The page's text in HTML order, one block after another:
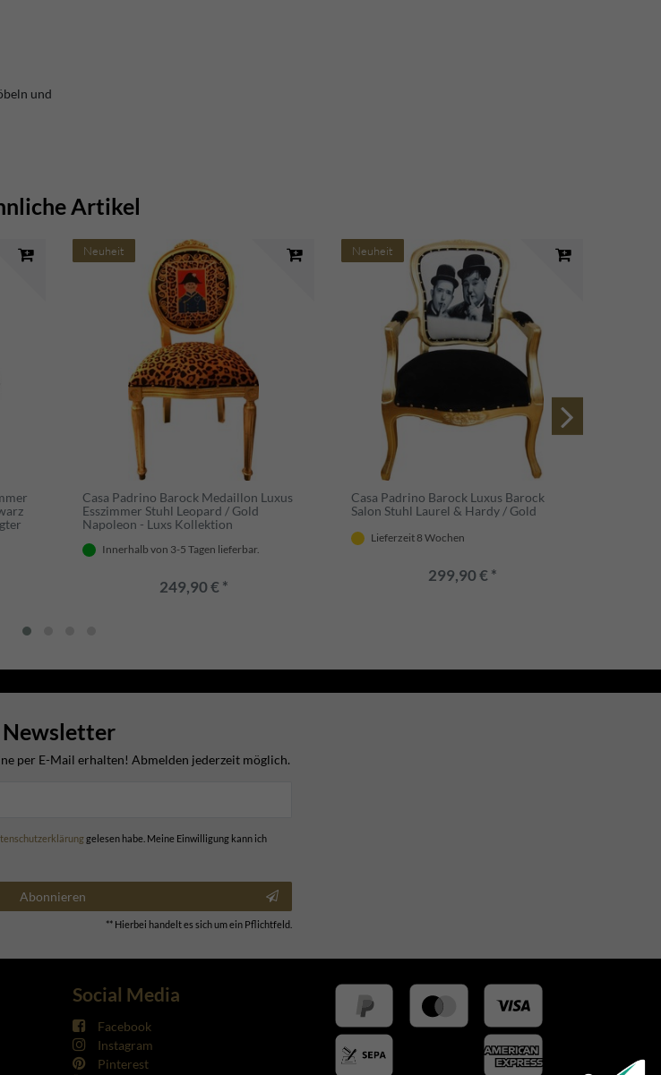
und
Artikel
Neuheit
Casa Padrino Barock Medaillon Luxus
Esszimmer Stuhl Leopard / Gold
Napoleon - Luxs Kollektion
Innerhalb von 3-5 Tagen lieferbar.
249,90 € *
Neuheit
Casa Padrino Barock Luxus Barock
Salon Stuhl Laurel & Hardy / Gold
Lieferzeit 8 Wochen
299,90 € *
Newsletter
per E-Mail erhalten! Abmelden jederzeit möglich.
gelesen habe. Meine Einwilligung kann ich
Abonnieren
** Hierbei handelt es sich um ein Pflichtfeld.
Social Media
Facebook
Instagram
Pinterest